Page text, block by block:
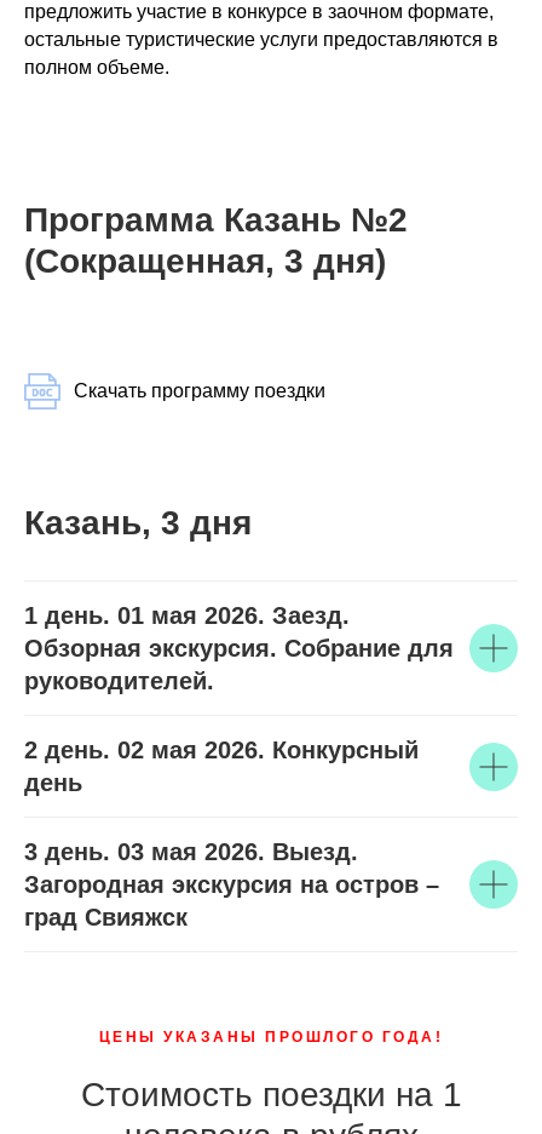
предложить участие в конкурсе в заочном формате,
остальные туристические услуги предоставляются в
полном объеме.
Программа Казань №2
(Сокращенная, 3 дня)
Скачать программу поездки
Казань, 3 дня
1 день. 01 мая 2026. Заезд.
Обзорная экскурсия. Собрание для
руководителей.
2 день. 02 мая 2026. Конкурсный
день
3 день. 03 мая 2026. Выезд.
Загородная экскурсия на остров –
град Свияжск
ЦЕНЫ УКАЗАНЫ ПРОШЛОГО ГОДА!
Стоимость поездки на 1